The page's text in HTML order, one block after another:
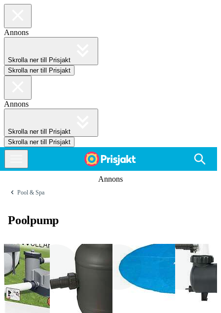
Annons
Skrolla ner till Prisjakt
Skrolla ner till Prisjakt
Annons
Skrolla ner till Prisjakt
Skrolla ner till Prisjakt
Annons
Pool & Spa
Poolpump
Bestway